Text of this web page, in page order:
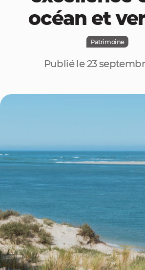
océan et
Patrimoine
Publié le 23